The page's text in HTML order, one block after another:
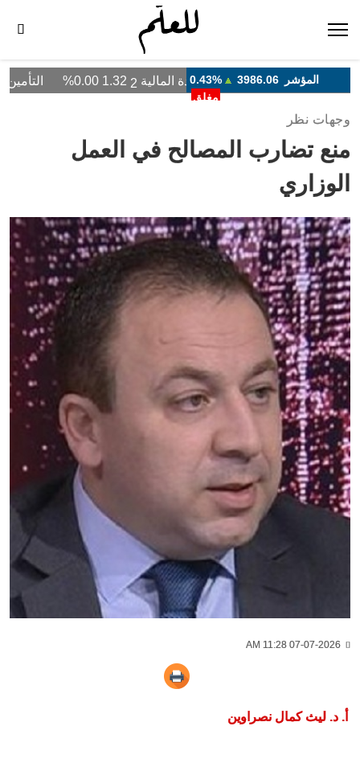
وجهات نظر
منع تضارب المصالح في العمل
الوزاري
أ. د. ليث كمال نصراوين